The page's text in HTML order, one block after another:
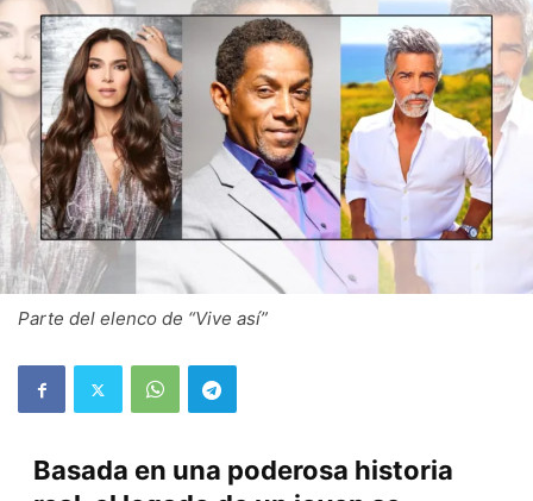
Parte del elenco de “Vive así”
Basada en una poderosa historia